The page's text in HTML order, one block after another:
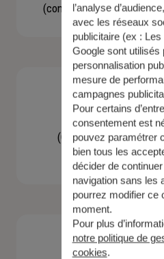
(concernant une
Contacter
(Obtenir un devis, une
l’analyse
avec les réseaux
publicitaire (ex : Les
Google sont utilisés
personnalisation
mesure de
campagnes
Pour certains
consentement est
pouvez paramétrer
bien tous les
décider de
navigation sans les
pourrez modifier ce
moment.
Pour plus
notre politique de
cookies.